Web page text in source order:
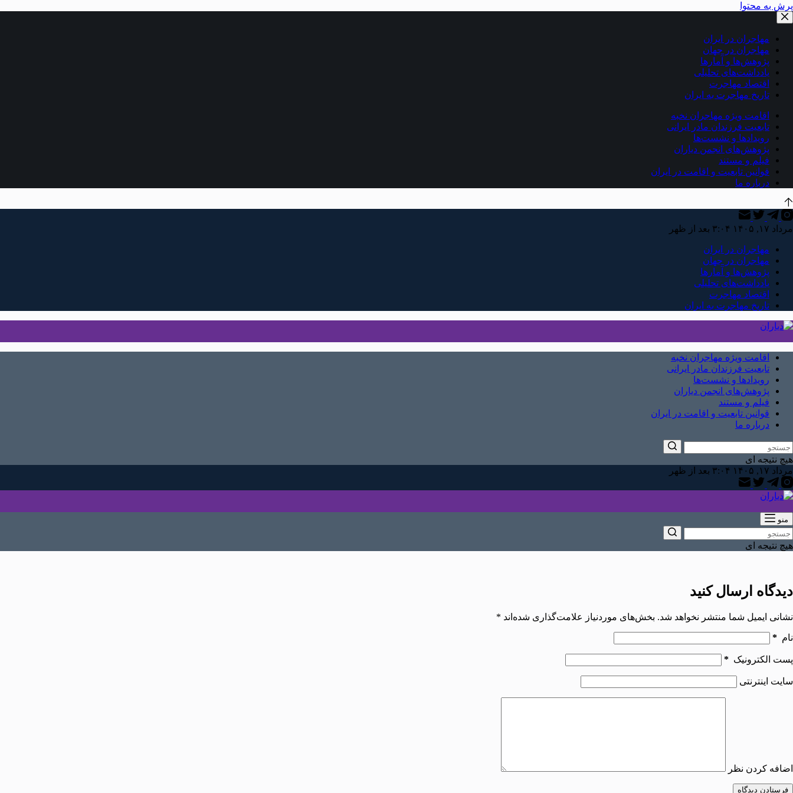
پرش به محتوا
مهاجران در ایران
مهاجران در جهان
پژوهش‌ها و آمارها
یادداشت‌های تحلیلی
اقتصاد مهاجرت
تاریخ مهاجرت به ایران
اقامت ویژه مهاجران نخبه
تابعیت فرزندان مادر ایرانی
رویدادها و نشست‌ها
پژوهش‌های انجمن دیاران
فیلم و مستند
قوانین تابعیت و اقامت در ایران
درباره ما
مرداد ۱۷, ۱۴۰۵ ۳:۰۴ بعد از ظهر
مهاجران در ایران
مهاجران در جهان
پژوهش‌ها و آمارها
یادداشت‌های تحلیلی
اقتصاد مهاجرت
تاریخ مهاجرت به ایران
اقامت ویژه مهاجران نخبه
تابعیت فرزندان مادر ایرانی
رویدادها و نشست‌ها
پژوهش‌های انجمن دیاران
فیلم و مستند
قوانین تابعیت و اقامت در ایران
درباره ما
هیچ نتیجه ای
مرداد ۱۷, ۱۴۰۵ ۳:۰۴ بعد از ظهر
منو
هیچ نتیجه ای
دیدگاه ارسال کنید
نشانی ایمیل شما منتشر نخواهد شد. بخش‌های موردنیاز علامت‌گذاری شده‌اند *
نام *
پست الکترونیک *
سایت اینترنتی
اضافه کردن نظر
فرستادن دیدگاه